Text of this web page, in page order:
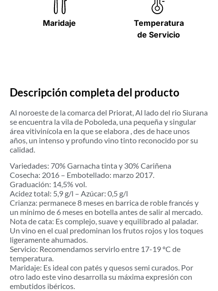
Maridaje
Temperatura
de Servicio
Descripción completa del producto
Al noroeste de la comarca del Priorat, Al lado del rio Siurana
se encuentra la vila de Poboleda, una pequeña y singular
área vitivinícola en la que se elabora , des de hace unos
años, un intenso y profundo vino tinto reconocido por su
calidad.
Variedades: 70% Garnacha tinta y 30% Cariñena
Cosecha: 2016 – Embotellado: marzo 2017.
Graduación: 14,5% vol.
Acidez total: 5,9 g/l – Azúcar: 0,5 g/l
Crianza: permanece 8 meses en barrica de roble francés y
un mínimo de 6 meses en botella antes de salir al mercado.
Nota de cata: Es complejo, suave y equilibrado al paladar.
Un vino en el cual predominan los frutos rojos y los toques
ligeramente ahumados.
Servicio: Recomendamos servirlo entre 17-19 ºC de
temperatura.
Maridaje: Es ideal con patés y quesos semi curados. Por
otro lado este vino desarrolla su máxima expresión con
embutidos ibéricos.